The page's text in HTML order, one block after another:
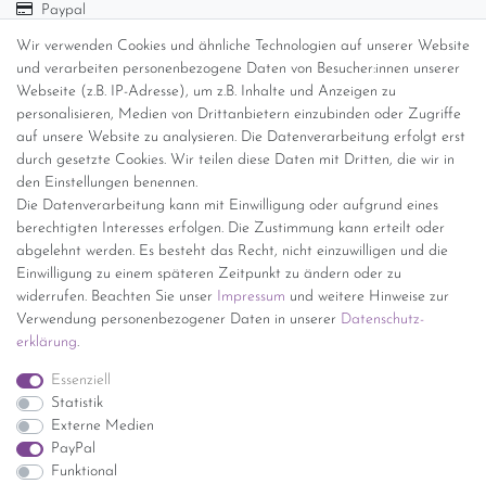
Wir verwenden Cookies und ähnliche Technologien auf unserer Website
und verarbeiten personenbezogene Daten von Besucher:innen unserer
Webseite (z.B. IP-Adresse), um z.B. Inhalte und Anzeigen zu
personalisieren, Medien von Drittanbietern einzubinden oder Zugriffe
auf unsere Website zu analysieren. Die Datenverarbeitung erfolgt erst
durch gesetzte Cookies. Wir teilen diese Daten mit Dritten, die wir in
den Einstellungen benennen.
Die Datenverarbeitung kann mit Einwilligung oder aufgrund eines
berechtigten Interesses erfolgen. Die Zustimmung kann erteilt oder
abgelehnt werden. Es besteht das Recht, nicht einzuwilligen und die
Einwilligung zu einem späteren Zeitpunkt zu ändern oder zu
widerrufen. Beachten Sie unser Impressum und weitere Hinweise zur
Verwendung personenbezogener Daten in unserer Daten­schutz­
erklärung.
Essenziell
Statistik
Externe Medien
PayPal
Funktional
Paypal
Versandinformationen
Versand per GLS (6,90 Euro) oder DHL (8,49 Euro ) inkl. MwSt.
(innerhalb Deutschlands)
kostenfreie Lieferung ab 150 Euro Warenwert (innerhalb
Deutschlands)
Übersicht Internationale Versandkosten
Wir kaufen an
Sie haben zuviel Porzellan im Schrank? Gerne kaufen wir dieses an.
Einfach unverbindliches Angebot anfordern.
*Endpreis inkl. MwSt. (Dieser Artikel unterliegt gem. § 25a
UStG der Differenzbesteuerung, ein Ausweis der
Mehrwertsteuer auf der Rechnung erfolgt nicht.)